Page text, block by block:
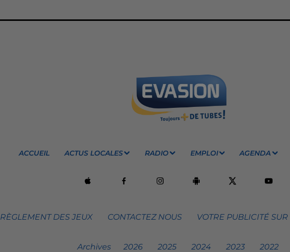
ACCUEIL ACTUS LOCALES RADIO EMPLOI AGENDA
RÈGLEMENT DES JEUX CONTACTEZ NOUS VOTRE PUBLICITÉ
Archives 2026 2025 2024 2023 2022